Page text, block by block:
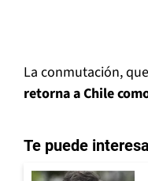
La conmutación,
retorna a Chile
Te puede